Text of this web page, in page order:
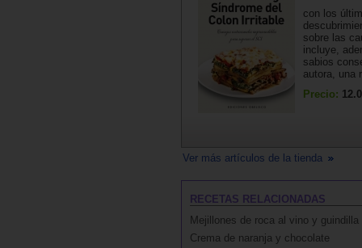
con los
sobre las
incluye,
sabios
autora, una
Precio:
Ver más artículos de la tienda
RECETAS RELACIONADAS
Mejillones de roca al vino y guindilla
Crema de naranja y chocolate